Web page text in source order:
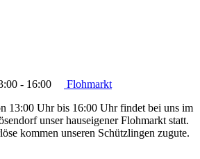
- 16:00
Flohmarkt
13:00 Uhr bis 16:00 Uhr findet bei uns im
unser hauseigener Flohmarkt statt.
kommen unseren Schützlingen zugute.